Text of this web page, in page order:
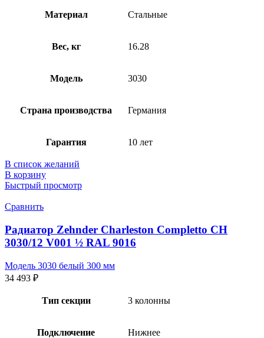
Материал Стальные
Вес, кг 16.28
Модель 3030
Страна производства Германия
Гарантия 10 лет
В список желаний
В корзину
Быстрый просмотр
Сравнить
Радиатор Zehnder Charleston Completto CH
3030/12 V001 ½ RAL 9016
Модель 3030 белый 300 мм
34 493 ₽
Тип секции 3 колонны
Подключение Нижнее